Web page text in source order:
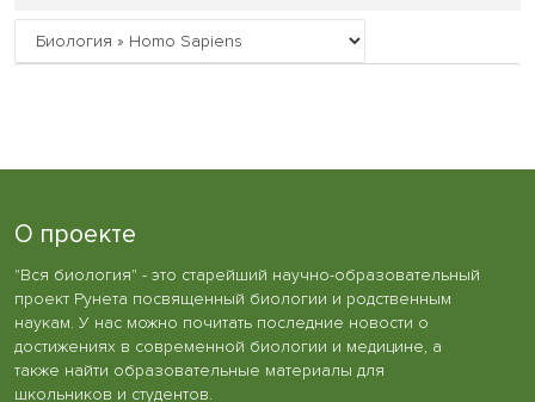
О проекте
"Вся биология" - это старейший научно-образовательный
проект Рунета посвященный биологии и родственным
наукам. У нас можно почитать последние новости о
достижениях в современной биологии и медицине, а
также найти образовательные материалы для
школьников и студентов.